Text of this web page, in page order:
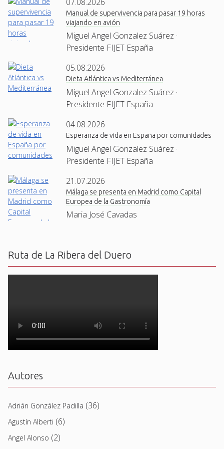
Manual de supervivencia para pasar 19 horas
viajando en avión
Miguel Angel Gonzalez Suárez ·
Presidente FIJET España
05.08.2026
Dieta Atlántica vs Mediterránea
Miguel Angel Gonzalez Suárez ·
Presidente FIJET España
04.08.2026
Esperanza de vida en España por comunidades
Miguel Angel Gonzalez Suárez ·
Presidente FIJET España
21.07.2026
Málaga se presenta en Madrid como Capital
Europea de la Gastronomía
Maria José Cavadas
Ruta de La Ribera del Duero
Autores
Adrián González Padilla (36)
Agustín Alberti (6)
Angel Alonso (2)